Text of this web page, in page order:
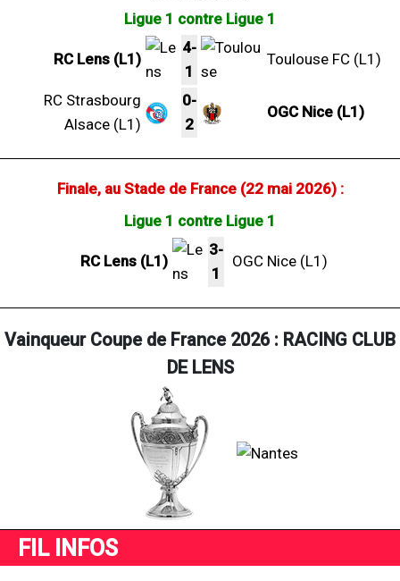
Ligue 1 contre Ligue 1
RC Lens (L1)
4-
1
Toulouse FC (L1)
RC Strasbourg
Alsace (L1)
0-
2
OGC Nice (L1)
Finale, au Stade de France (22 mai 2026) :
Ligue 1 contre Ligue 1
RC Lens (L1)
3-
1
OGC Nice (L1)
Vainqueur Coupe de France 2026 : RACING CLUB
DE LENS
FIL INFOS